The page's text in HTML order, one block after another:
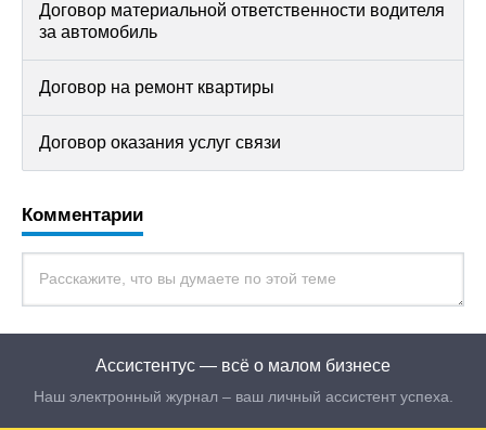
Договор материальной ответственности водителя
за автомобиль
Договор на ремонт квартиры
Договор оказания услуг связи
Комментарии
Ассистентус — всё о малом бизнесе
Наш электронный журнал – ваш личный ассистент успеха.